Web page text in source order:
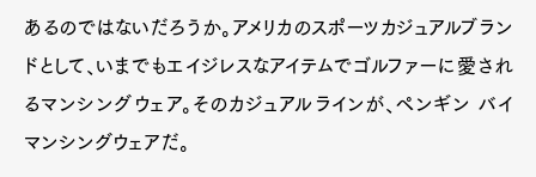
あるのではないだろうか。アメリカのスポーツカジュアルブラン
ドとして、いまでもエイジレスなアイテムでゴルファーに愛され
るマンシングウェア。そのカジュアルラインが、ペンギン バイ
マンシングウェアだ。